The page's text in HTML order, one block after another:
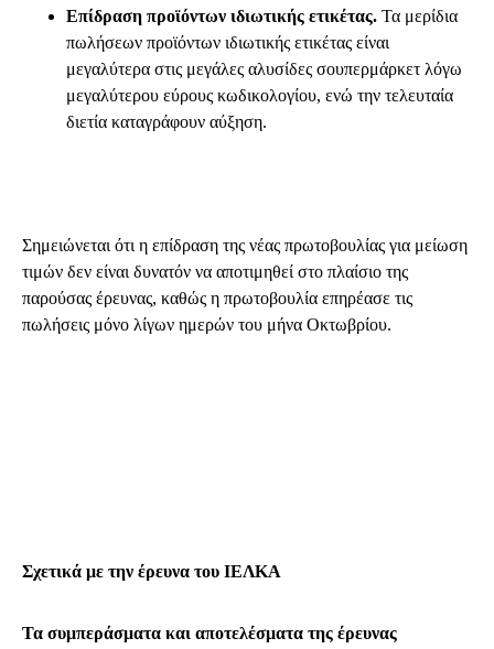
Επίδραση προϊόντων ιδιωτικής ετικέτας. Τα μερίδια
πωλήσεων προϊόντων ιδιωτικής ετικέτας είναι
μεγαλύτερα στις μεγάλες αλυσίδες σουπερμάρκετ λόγω
μεγαλύτερου εύρους κωδικολογίου, ενώ την τελευταία
διετία καταγράφουν αύξηση.
Σημειώνεται ότι η επίδραση της νέας πρωτοβουλίας για μείωση
τιμών δεν είναι δυνατόν να αποτιμηθεί στο πλαίσιο της
παρούσας έρευνας, καθώς η πρωτοβουλία επηρέασε τις
πωλήσεις μόνο λίγων ημερών του μήνα Οκτωβρίου.
Σχετικά με την έρευνα του ΙΕΛΚΑ
Τα συμπεράσματα και αποτελέσματα της έρευνας